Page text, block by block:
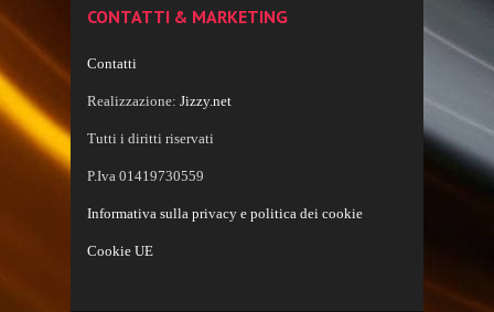
CONTATTI & MARKETING
Contatti
Realizzazione: Jizzy.net
Tutti i diritti riservati
P.Iva 01419730559
Informativa sulla privacy e politica dei cookie
Cookie UE